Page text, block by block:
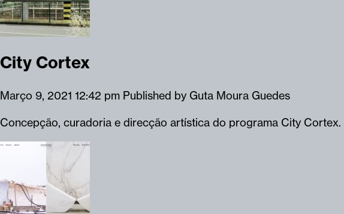
City Cortex
Março 9, 2021 12:42 pm Published by Guta Moura Guedes
Concepção, curadoria e direcção artística do programa City Cortex.